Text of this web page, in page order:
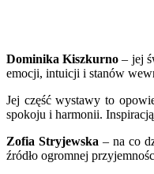
Dominika Kiszkurno – jej
emocji, intuicji i stanów
Jej część wystawy to
spokoju i harmonii.
Zofia Stryjewska – na co
źródło ogromnej